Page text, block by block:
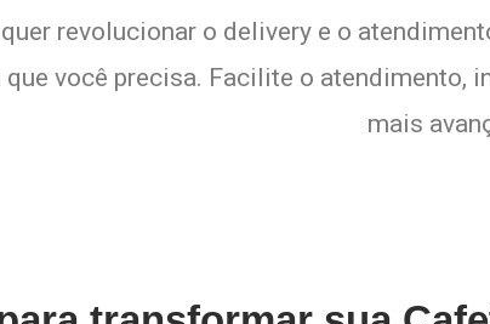
revolucionar o delivery e o
você precisa. Facilite o atendimento,
mais